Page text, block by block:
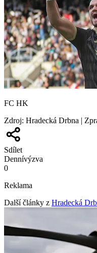
FC HK
Zdroj: Hradecká Drbna |
Sdílet
Dennívýzva
0
Reklama
Další články z Hradecká